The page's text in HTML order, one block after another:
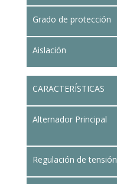
Grado de protección
Aislación
CARACTERÍSTICAS
Alternador Principal
Regulación de tensión